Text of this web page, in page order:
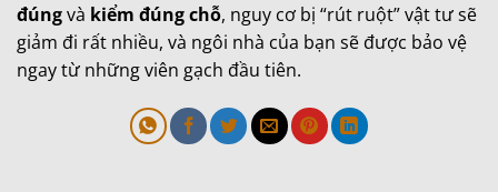
đúngvà kiểm đúng chỗ, nguy cơ bị “rút ruột” vật tư sẽ
giảm đi rất nhiều, và ngôi nhà của bạn sẽ được bảo vệ
ngay từ những viên gạch đầu tiên.